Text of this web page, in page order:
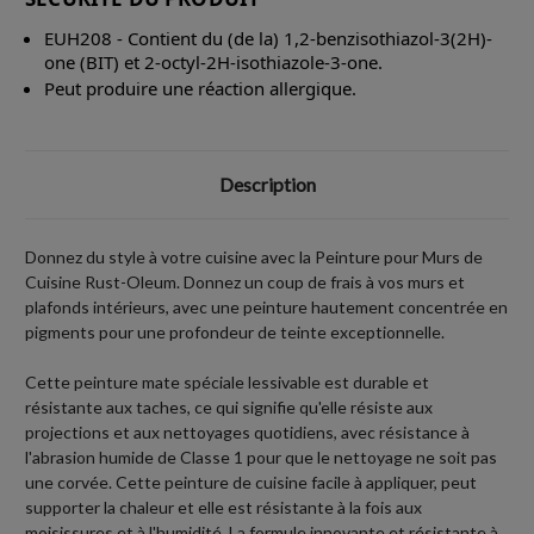
EUH208 - Contient du (de la) 1,2-benzisothiazol-3(2H)-
one (BIT) et 2-octyl-2H-isothiazole-3-one.
Peut produire une réaction allergique.
Description
Donnez du style à votre cuisine avec la Peinture pour Murs de
Cuisine Rust-Oleum. Donnez un coup de frais à vos murs et
plafonds intérieurs, avec une peinture hautement concentrée en
pigments pour une profondeur de teinte exceptionnelle.
Cette peinture mate spéciale lessivable est durable et
résistante aux taches, ce qui signifie qu'elle résiste aux
projections et aux nettoyages quotidiens, avec résistance à
l'abrasion humide de Classe 1 pour que le nettoyage ne soit pas
une corvée. Cette peinture de cuisine facile à appliquer, peut
supporter la chaleur et elle est résistante à la fois aux